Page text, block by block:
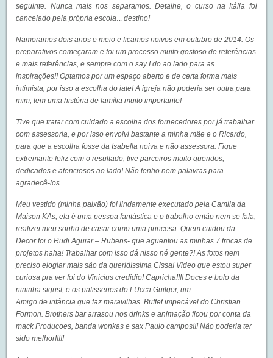
seguinte. Nunca mais nos separamos. Detalhe, o curso na Itália foi
cancelado pela própria escola…destino!
Namoramos dois anos e meio e ficamos noivos em outubro de 2014. Os
preparativos começaram e foi um processo muito gostoso de referências
e mais referências, e sempre com o say I do ao lado para as
inspirações!! Optamos por um espaço aberto e de certa forma mais
intimista, por isso a escolha do iate! A igreja não poderia ser outra para
mim, tem uma história de família muito importante!
Tive que tratar com cuidado a escolha dos fornecedores por já trabalhar
com assessoria, e por isso envolvi bastante a minha mãe e o RIcardo,
para que a escolha fosse da Isabella noiva e não assessora. Fique
extremante feliz com o resultado, tive parceiros muito queridos,
dedicados e atenciosos ao lado! Não tenho nem palavras para
agradecê-los.
Meu vestido (minha paixão) foi lindamente executado pela Camila da
Maison KAs, ela é uma pessoa fantástica e o trabalho então nem se fala,
realizei meu sonho de casar como uma princesa. Quem cuidou da
Decor foi o Rudi Aguiar – Rubens- que aguentou as minhas 7 trocas de
projetos haha! Trabalhar com isso dá nisso né gente?! As fotos nem
preciso elogiar mais são da queridíssima Cissa! Video que estou super
curiosa pra ver foi do Vinicius credidio! Capricha!!!! Doces e bolo da
nininha sigrist, e os patisseries do LUcca Guilger, um
Amigo de infância que faz maravilhas. Buffet impecável do Christian
Formon. Brothers bar arrasou nos drinks e animação ficou por conta da
mack Producoes, banda wonkas e sax Paulo campos!!! Não poderia ter
sido melhor!!!!!